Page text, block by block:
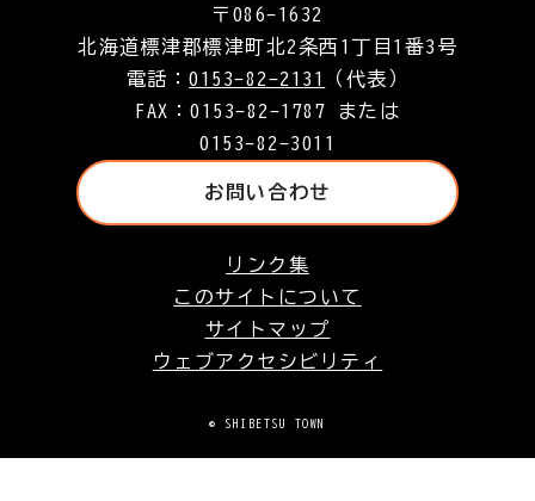
〒086-1632
北海道標津郡標津町北2条西1丁目1番3号
電話：0153-82-2131
（代表）
FAX：0153-82-1787 または
0153-82-3011
お問い合わせ
リンク集
このサイトについて
サイトマップ
ウェブアクセシビリティ
© SHIBETSU TOWN